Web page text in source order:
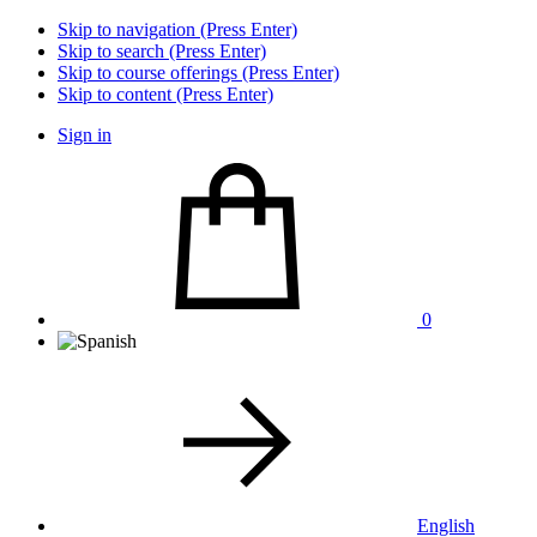
Skip to navigation (Press Enter)
Skip to search (Press Enter)
Skip to course offerings (Press Enter)
Skip to content (Press Enter)
Sign in
0
English